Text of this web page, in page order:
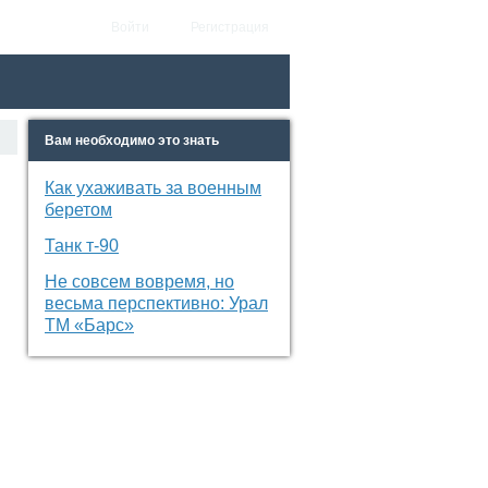
Вам необходимо это знать
Как ухаживать за военным
беретом
Танк т-90
Не совсем вовремя, но
весьма перспективно: Урал
ТМ «Барс»